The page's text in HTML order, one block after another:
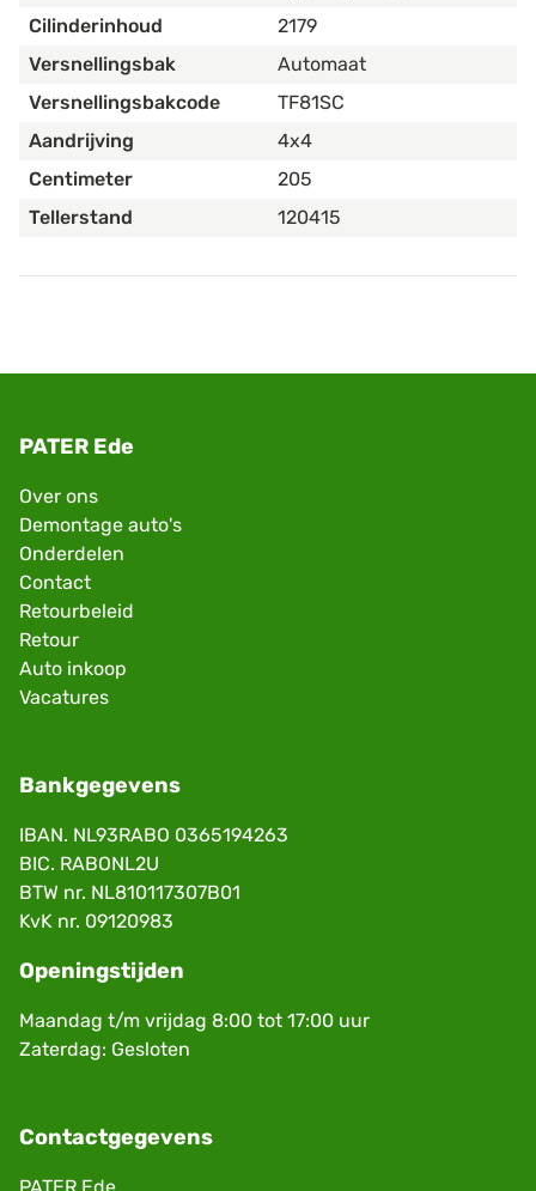
Cilinderinhoud
2179
Versnellingsbak
Automaat
Versnellingsbakcode
TF81SC
Aandrijving
4x4
Centimeter
205
Tellerstand
120415
PATER Ede
Over ons
Demontage auto's
Onderdelen
Contact
Retourbeleid
Retour
Auto inkoop
Vacatures
Bankgegevens
IBAN. NL93RABO 0365194263
BIC. RABONL2U
BTW nr. NL810117307B01
KvK nr. 09120983
Openingstijden
Maandag t/m vrijdag 8:00 tot 17:00 uur
Zaterdag: Gesloten
Contactgegevens